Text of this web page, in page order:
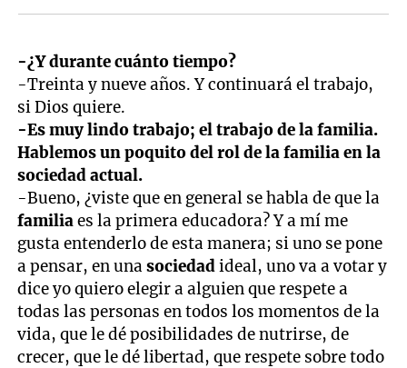
-¿Y durante cuánto tiempo?
-Treinta y nueve años. Y continuará el trabajo,
si Dios quiere.
-Es muy lindo trabajo; el trabajo de la familia.
Hablemos un poquito del rol de la familia en la
sociedad actual.
-Bueno, ¿viste que en general se habla de que la
familiaes la primera educadora? Y a mí me
gusta entenderlo de esta manera; si uno se pone
a pensar, en unasociedadideal, uno va a votar y
dice yo quiero elegir a alguien que respete a
todas las personas en todos los momentos de la
vida, que le dé posibilidades de nutrirse, de
crecer, que le dé libertad, que respete sobre todo